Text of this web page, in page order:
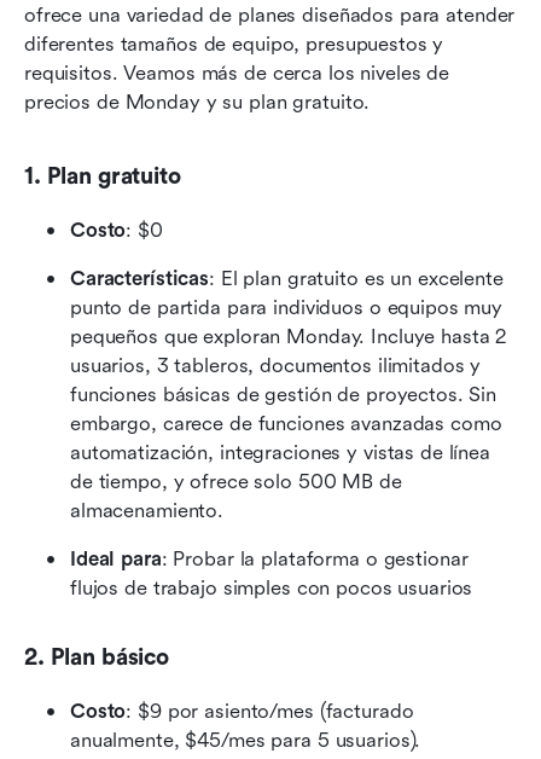
ofrece una variedad de planes diseñados para atender
diferentes tamaños de equipo, presupuestos y
requisitos. Veamos más de cerca los niveles de
precios de Monday y su plan gratuito.
1. Plan gratuito
Costo: $0
Características: El plan gratuito es un excelente
punto de partida para individuos o equipos muy
pequeños que exploran Monday. Incluye hasta 2
usuarios, 3 tableros, documentos ilimitados y
funciones básicas de gestión de proyectos. Sin
embargo, carece de funciones avanzadas como
automatización, integraciones y vistas de línea
de tiempo, y ofrece solo 500 MB de
almacenamiento.
Ideal para: Probar la plataforma o gestionar
flujos de trabajo simples con pocos usuarios
2. Plan básico
Costo: $9 por asiento/mes (facturado
anualmente, $45/mes para 5 usuarios).